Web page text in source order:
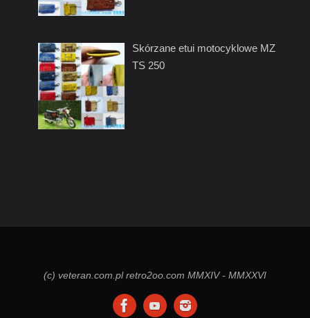
Skórzane etui motocyklowe MZ
TS 250
(c) veteran.com.pl retro2oo.com MMXIV - MMXXVI